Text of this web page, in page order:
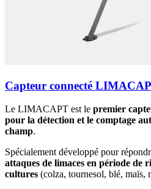
Capteur connecté
Le LIMACAPT est le premier
pour la détection et le comptage
champ.
Spécialement développé pour
attaques de limaces en période de
cultures (colza, tournesol, blé, maïs,